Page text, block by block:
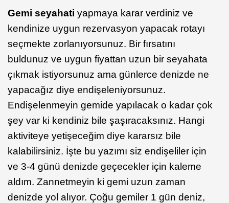
Gemi seyahati yapmaya karar verdiniz ve
kendinize uygun rezervasyon yapacak rotayı
seçmekte zorlanıyorsunuz. Bir fırsatını
buldunuz ve uygun fiyattan uzun bir seyahata
çıkmak istiyorsunuz ama günlerce denizde ne
yapacağız diye endişeleniyorsunuz.
Endişelenmeyin gemide yapılacak o kadar çok
şey var ki kendiniz bile şaşıracaksınız. Hangi
aktiviteye yetişeceğim diye kararsız bile
kalabilirsiniz. İşte bu yazımı siz endişeliler için
ve 3-4 günü denizde geçecekler için kaleme
aldım. Zannetmeyin ki gemi uzun zaman
denizde yol alıyor. Çoğu gemiler 1 gün deniz,